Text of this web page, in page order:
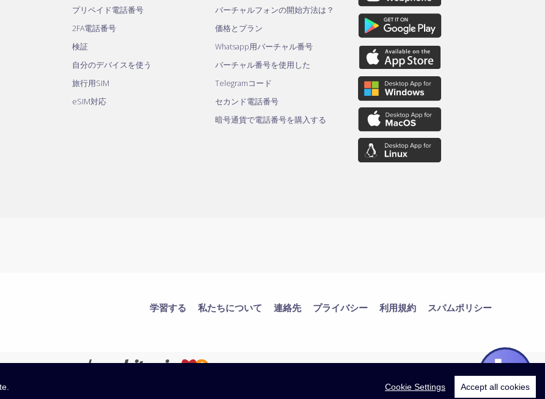
プリペイド電話番号
2FA電話番号
検証
自分のデバイスを使う
旅行用SIM
eSIM対応
バーチャルフォンの開始方法は？
価格とプラン
Whatsapp用バーチャル番号
バーチャル番号を使用した
Telegramコード
セカンド電話番号
暗号通貨で電話番号を購入する
学習する 私たちについて 連絡先 プライバシー 利用規約 スパムポリシー
Cookie Settings Accept all cookies